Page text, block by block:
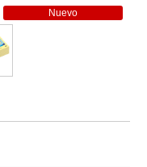
Nuevo